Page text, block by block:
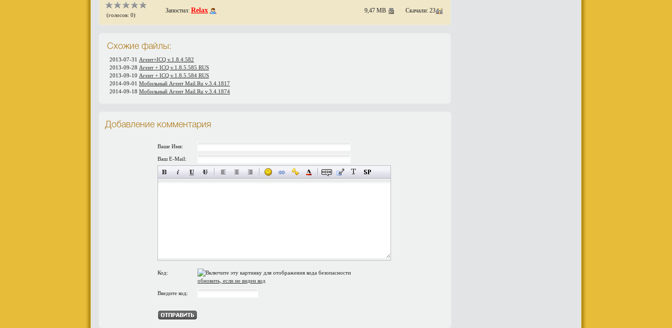
(голосов: 0)
Запостил: Relax 9,47 MB Скачали: 23
Схожие файлы:
2013-07-31 Агент+ICQ v.1.8.4.582
2013-09-28 Агент + ICQ v.1.8.5.585 RUS
2013-09-10 Агент + ICQ v.1.8.5.584 RUS
2014-09-01 Мобильный Агент Mail.Ru v.3.4.1817
2014-09-18 Мобильный Агент Mail.Ru v.3.4.1874
Добавление комментария
Ваше Имя:
Ваш E-Mail:
Код:
обновить, если не виден код
Введите код: